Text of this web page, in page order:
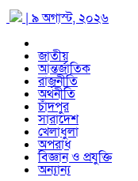
| ৯ অগাস্ট, ২০২৬
জাতীয়
আন্তর্জাতিক
রাজনীতি
অর্থনীতি
চাঁদপুর
সারাদেশ
খেলাধুলা
অপরাধ
বিজ্ঞান ও প্রযুক্তি
অন্যান্য